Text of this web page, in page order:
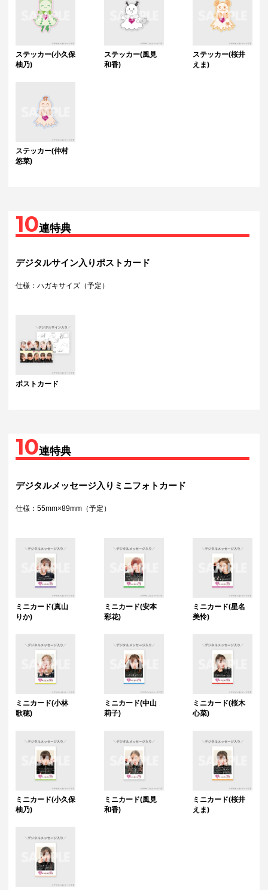
ステッカー(小久保
柚乃)
ステッカー(風見
和香)
ステッカー(桜井
えま)
ステッカー(仲村
悠菜)
10連特典
デジタルサイン入りポストカード
仕様：ハガキサイズ（予定）
ポストカード
10連特典
デジタルメッセージ入りミニフォトカード
仕様：55mm×89mm（予定）
ミニカード(真山
りか)
ミニカード(安本
彩花)
ミニカード(星名
美怜)
ミニカード(小林
歌穂)
ミニカード(中山
莉子)
ミニカード(桜木
心菜)
ミニカード(小久保
柚乃)
ミニカード(風見
和香)
ミニカード(桜井
えま)